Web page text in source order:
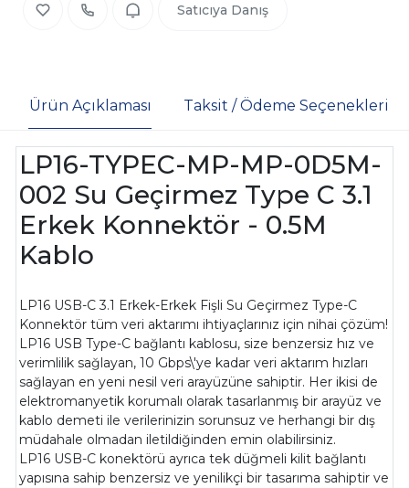
Satıcıya Danış
Ürün Açıklaması Taksit / Ödeme Seçenekleri
LP16-TYPEC-MP-MP-0D5M-
002 Su Geçirmez Type C 3.1
Erkek Konnektör - 0.5M
Kablo
LP16 USB-C 3.1 Erkek-Erkek Fişli Su Geçirmez Type-C
Konnektör tüm veri aktarımı ihtiyaçlarınız için nihai çözüm!
LP16 USB Type-C bağlantı kablosu, size benzersiz hız ve
verimlilik sağlayan, 10 Gbps\'ye kadar veri aktarım hızları
sağlayan en yeni nesil veri arayüzüne sahiptir. Her ikisi de
elektromanyetik korumalı olarak tasarlanmış bir arayüz ve
kablo demeti ile verilerinizin sorunsuz ve herhangi bir dış
müdahale olmadan iletildiğinden emin olabilirsiniz.
LP16 USB-C konektörü ayrıca tek düğmeli kilit bağlantı
yapısına sahip benzersiz ve yenilikçi bir tasarıma sahiptir ve